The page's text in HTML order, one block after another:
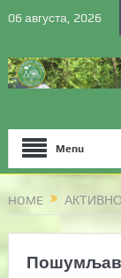
06 августа, 2026
Menu
HOME